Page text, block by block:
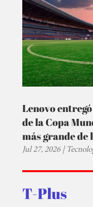
Lenovo
de la Copa
más grande
Jul 27, 2026|
T-Plus